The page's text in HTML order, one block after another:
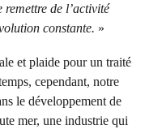
de l’activité
constante. »
et plaide pour un traité
cependant, notre
le développement de
mer, une industrie qui